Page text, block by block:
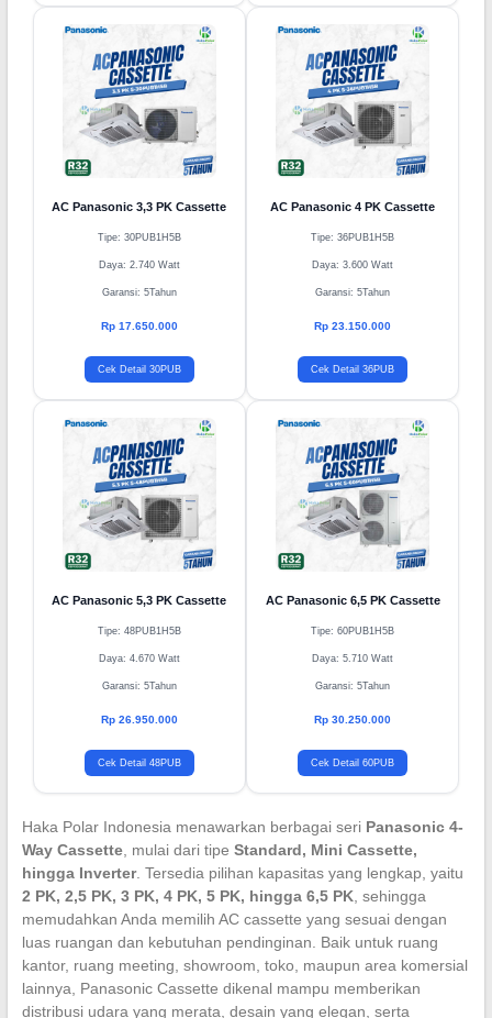
AC Panasonic 3,3 PK Cassette
Tipe: 30PUB1H5B
Daya: 2.740 Watt
Garansi: 5Tahun
Rp 17.650.000
Cek Detail 30PUB
AC Panasonic 4 PK Cassette
Tipe: 36PUB1H5B
Daya: 3.600 Watt
Garansi: 5Tahun
Rp 23.150.000
Cek Detail 36PUB
AC Panasonic 5,3 PK Cassette
Tipe: 48PUB1H5B
Daya: 4.670 Watt
Garansi: 5Tahun
Rp 26.950.000
Cek Detail 48PUB
AC Panasonic 6,5 PK Cassette
Tipe: 60PUB1H5B
Daya: 5.710 Watt
Garansi: 5Tahun
Rp 30.250.000
Cek Detail 60PUB
Haka Polar Indonesia menawarkan berbagai seri Panasonic 4-
Way Cassette, mulai dari tipe Standard, Mini Cassette,
hingga Inverter. Tersedia pilihan kapasitas yang lengkap, yaitu
2 PK, 2,5 PK, 3 PK, 4 PK, 5 PK, hingga 6,5 PK, sehingga
memudahkan Anda memilih AC cassette yang sesuai dengan
luas ruangan dan kebutuhan pendinginan. Baik untuk ruang
kantor, ruang meeting, showroom, toko, maupun area komersial
lainnya, Panasonic Cassette dikenal mampu memberikan
distribusi udara yang merata, desain yang elegan, serta